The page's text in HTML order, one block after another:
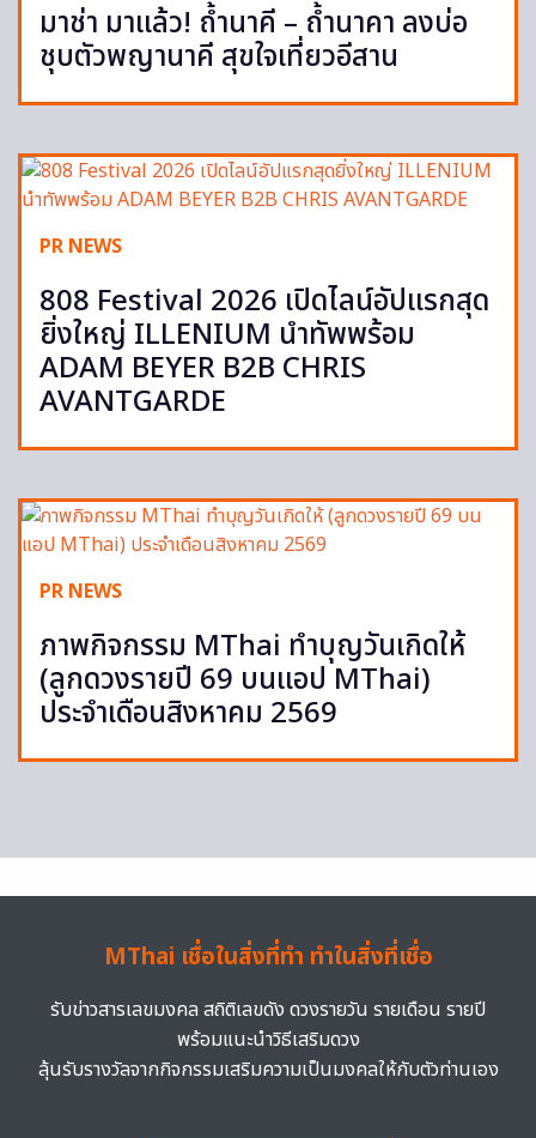
มาช่า มาแล้ว! ถ้ำนาคี – ถ้ำนาคา ลงบ่อ
ชุบตัวพญานาคี สุขใจเที่ยวอีสาน
PR NEWS
808 Festival 2026 เปิดไลน์อัปแรกสุด
ยิ่งใหญ่ ILLENIUM นำทัพพร้อม
ADAM BEYER B2B CHRIS
AVANTGARDE
PR NEWS
ภาพกิจกรรม MThai ทำบุญวันเกิดให้
(ลูกดวงรายปี 69 บนแอป MThai)
ประจำเดือนสิงหาคม 2569
MThai เชื่อในสิ่งที่ทำ ทำในสิ่งที่เชื่อ
รับข่าวสารเลขมงคล สถิติเลขดัง ดวงรายวัน รายเดือน รายปี
พร้อมแนะนำวิธีเสริมดวง
ลุ้นรับรางวัลจากกิจกรรมเสริมความเป็นมงคลให้กับตัวท่านเอง